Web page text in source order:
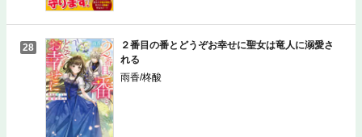
28
２番目の番とどうぞお幸せに聖女は竜人に溺愛さ
れる
雨香/柊酸